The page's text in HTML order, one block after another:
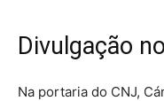
Divulgação
Na portaria do CNJ,